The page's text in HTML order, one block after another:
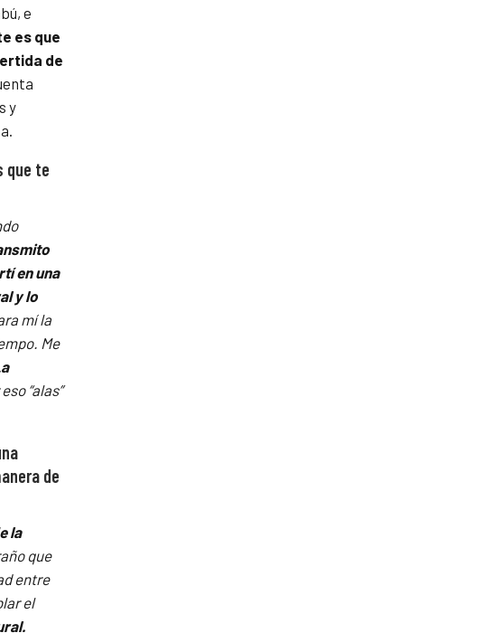
e
es que
de
y
que te
en una
y lo
mí la
Me
“alas”
de
la
que
entre
el